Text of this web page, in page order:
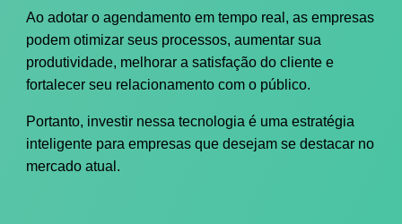
Ao adotar o agendamento em tempo real, as empresas
podem otimizar seus processos, aumentar sua
produtividade, melhorar a satisfação do cliente e
fortalecer seu relacionamento com o público.
Portanto, investir nessa tecnologia é uma estratégia
inteligente para empresas que desejam se destacar no
mercado atual.